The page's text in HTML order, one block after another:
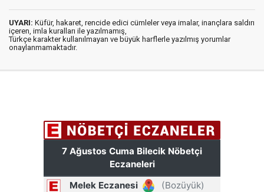
UYARI: Küfür, hakaret, rencide edici cümleler veya imalar, inançlara saldırı
içeren, imla kuralları ile yazılmamış,
Türkçe karakter kullanılmayan ve büyük harflerle yazılmış yorumlar
onaylanmamaktadır.